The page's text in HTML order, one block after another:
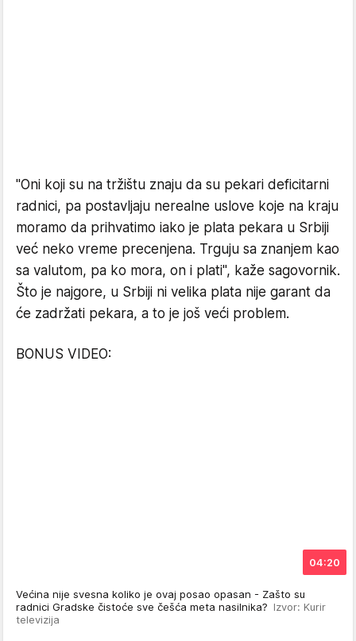
"Oni koji su na tržištu znaju da su pekari deficitarni
radnici, pa postavljaju nerealne uslove koje na kraju
moramo da prihvatimo iako je plata pekara u Srbiji
već neko vreme precenjena. Trguju sa znanjem kao
sa valutom, pa ko mora, on i plati", kaže sagovornik.
Što je najgore, u Srbiji ni velika plata nije garant da
će zadržati pekara, a to je još veći problem.
BONUS VIDEO:
04:20
Većina nije svesna koliko je ovaj posao opasan - Zašto su
radnici Gradske čistoće sve češća meta nasilnika? Izvor: Kurir
televizija